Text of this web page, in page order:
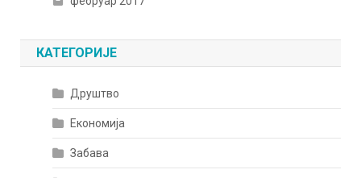
КАТЕГОРИЈЕ
Друштво
Економија
Забава